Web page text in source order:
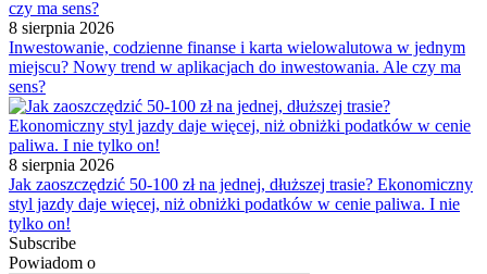
8 sierpnia 2026
Inwestowanie, codzienne finanse i karta wielowalutowa w jednym
miejscu? Nowy trend w aplikacjach do inwestowania. Ale czy ma
sens?
8 sierpnia 2026
Jak zaoszczędzić 50-100 zł na jednej, dłuższej trasie? Ekonomiczny
styl jazdy daje więcej, niż obniżki podatków w cenie paliwa. I nie
tylko on!
Subscribe
Powiadom o